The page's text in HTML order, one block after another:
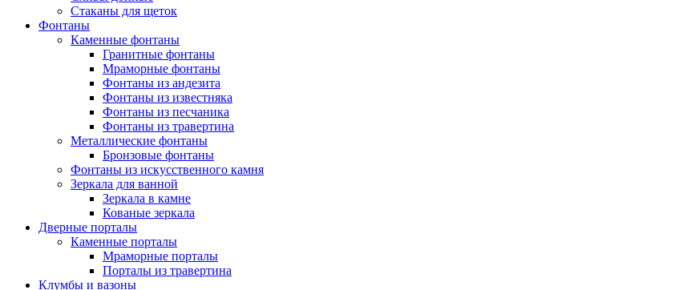
Стаканы для щеток
Фонтаны
Каменные фонтаны
Гранитные фонтаны
Мраморные фонтаны
Фонтаны из андезита
Фонтаны из известняка
Фонтаны из песчаника
Фонтаны из травертина
Металлические фонтаны
Бронзовые фонтаны
Фонтаны из искусственного камня
Зеркала для ванной
Зеркала в камне
Кованые зеркала
Дверные порталы
Каменные порталы
Мраморные порталы
Порталы из травертина
Клумбы и вазоны